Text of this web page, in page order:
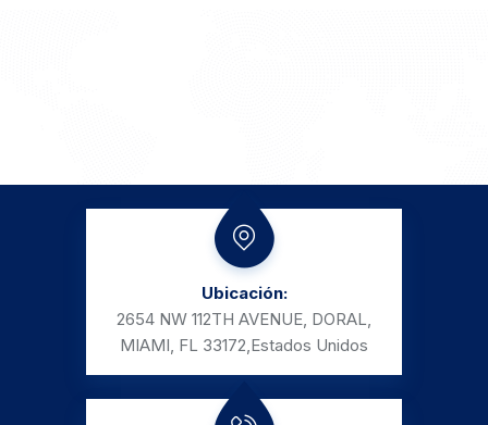
Ubicación:
2654 NW 112TH AVENUE, DORAL,
MIAMI, FL 33172, Estados Unidos